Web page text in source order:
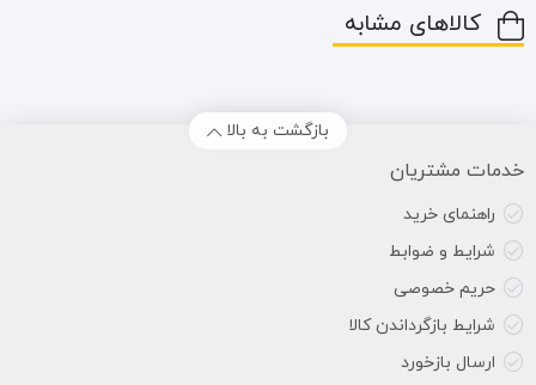
کالاهای مشابه
بازگشت به بالا
خدمات مشتریان
راهنمای خرید
شرایط و ضوابط
حریم خصوصی
شرایط بازگرداندن کالا
ارسال بازخورد